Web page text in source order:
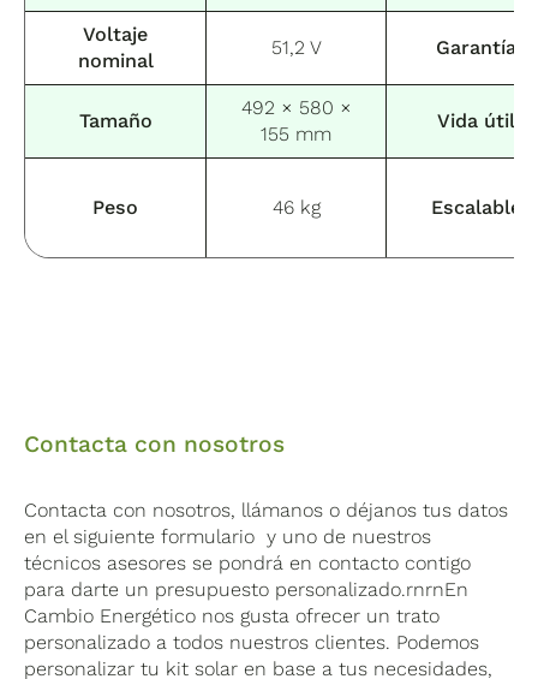
Voltaje
nominal
51,2 V Garantía
Tamaño
492 × 580 ×
155 mm
Vida útil
Peso 46 kg Escalable
Contacta con nosotros
Contacta con nosotros, llámanos o déjanos tus datos
en el siguiente formulario y uno de nuestros
técnicos asesores se pondrá en contacto contigo
para darte un presupuesto personalizado.rnrnEn
Cambio Energético nos gusta ofrecer un trato
personalizado a todos nuestros clientes. Podemos
personalizar tu kit solar en base a tus necesidades,